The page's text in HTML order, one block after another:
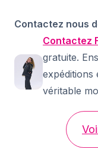
Contactez nous
Contactez
gratuite.
expéditions
véritable